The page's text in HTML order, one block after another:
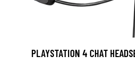
PLAYSTATION 4 CHAT